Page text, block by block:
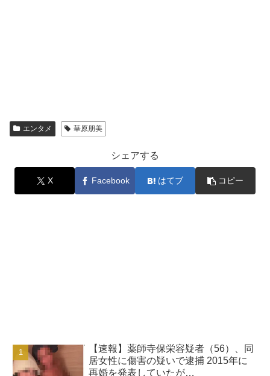
エンタメ 華原朋美
シェアする
X Facebook はてブ コピー
【速報】薬師寺保栄容疑者（56）、同
居女性に傷害の疑いで逮捕 2015年に
再婚を発表していたが…